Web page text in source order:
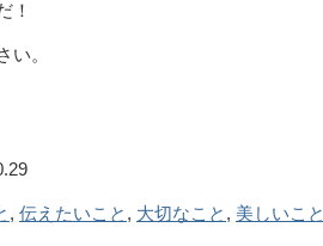
！
い。
, 伝えたいこと , 大切なこと , 美しいこと